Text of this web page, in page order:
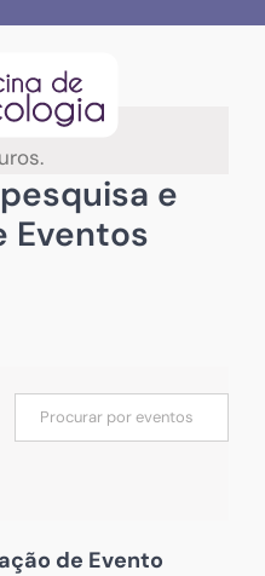
e
Eventos
de Evento